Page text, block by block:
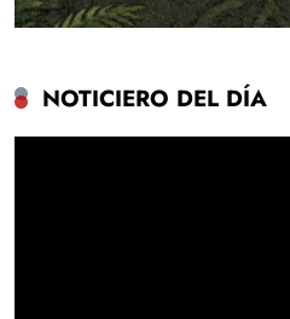
NOTICIERO DEL DÍA